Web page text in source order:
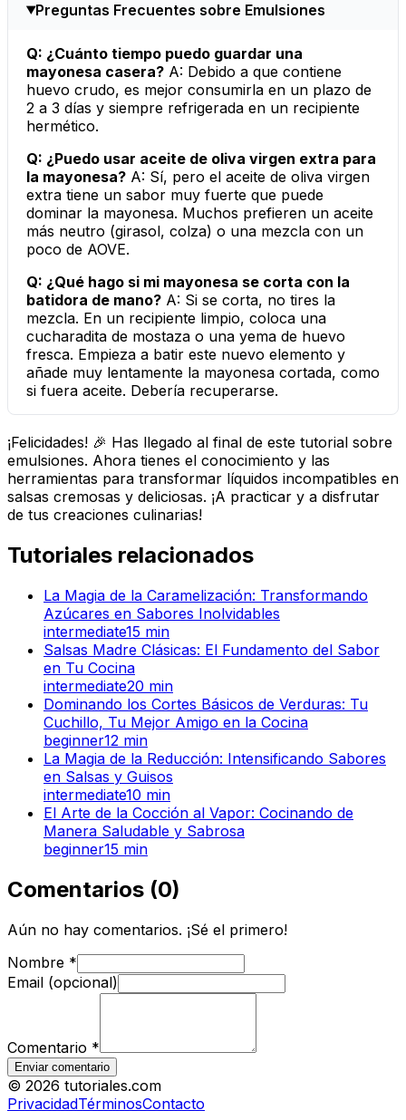
Preguntas Frecuentes sobre Emulsiones
Q: ¿Cuánto tiempo puedo guardar una
mayonesa casera? A: Debido a que contiene
huevo crudo, es mejor consumirla en un plazo de
2 a 3 días y siempre refrigerada en un recipiente
hermético.
Q: ¿Puedo usar aceite de oliva virgen extra para
la mayonesa? A: Sí, pero el aceite de oliva virgen
extra tiene un sabor muy fuerte que puede
dominar la mayonesa. Muchos prefieren un aceite
más neutro (girasol, colza) o una mezcla con un
poco de AOVE.
Q: ¿Qué hago si mi mayonesa se corta con la
batidora de mano? A: Si se corta, no tires la
mezcla. En un recipiente limpio, coloca una
cucharadita de mostaza o una yema de huevo
fresca. Empieza a batir este nuevo elemento y
añade muy lentamente la mayonesa cortada, como
si fuera aceite. Debería recuperarse.
¡Felicidades! 🎉 Has llegado al final de este tutorial sobre
emulsiones. Ahora tienes el conocimiento y las
herramientas para transformar líquidos incompatibles en
salsas cremosas y deliciosas. ¡A practicar y a disfrutar
de tus creaciones culinarias!
Tutoriales relacionados
La Magia de la Caramelización: Transformando
Azúcares en Sabores Inolvidables
intermediate15 min
Salsas Madre Clásicas: El Fundamento del Sabor
en Tu Cocina
intermediate20 min
Dominando los Cortes Básicos de Verduras: Tu
Cuchillo, Tu Mejor Amigo en la Cocina
beginner12 min
La Magia de la Reducción: Intensificando Sabores
en Salsas y Guisos
intermediate10 min
El Arte de la Cocción al Vapor: Cocinando de
Manera Saludable y Sabrosa
beginner15 min
Comentarios (0)
Aún no hay comentarios. ¡Sé el primero!
Nombre *
Email (opcional)
Comentario *
Enviar comentario
© 2026 tutoriales.com
PrivacidadTérminosContacto